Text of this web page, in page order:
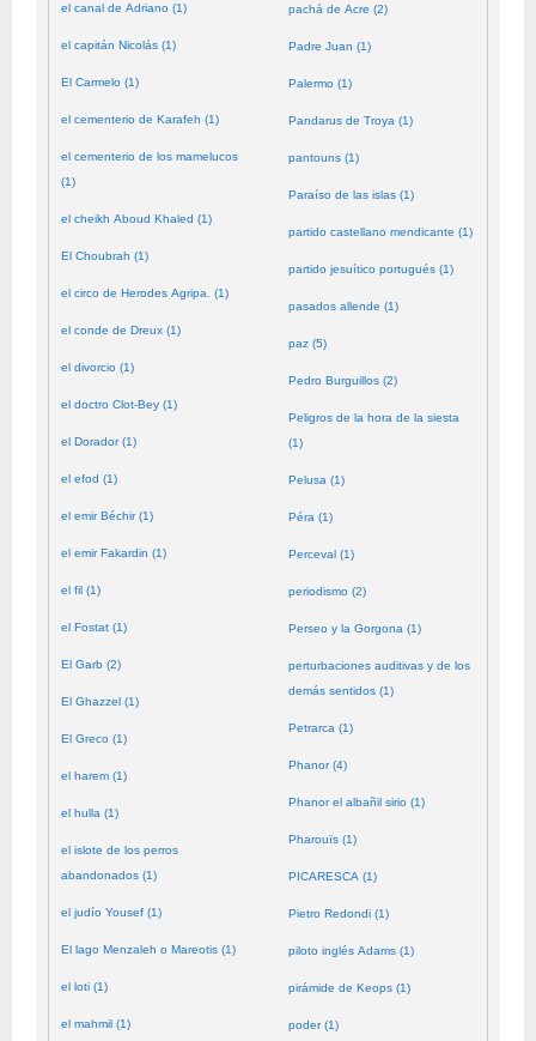
el canal de Adriano (1)
el capitán Nicolás (1)
El Carmelo (1)
el cementerio de Karafeh (1)
el cementerio de los mamelucos
(1)
el cheikh Aboud Khaled (1)
El Choubrah (1)
el circo de Herodes Agripa. (1)
el conde de Dreux (1)
el divorcio (1)
el doctro Clot-Bey (1)
el Dorador (1)
el efod (1)
el emir Béchir (1)
el emir Fakardin (1)
el fil (1)
el Fostat (1)
El Garb (2)
El Ghazzel (1)
El Greco (1)
el harem (1)
el hulla (1)
el islote de los perros
abandonados (1)
el judío Yousef (1)
El lago Menzaleh o Mareotis (1)
el loti (1)
el mahmil (1)
pachá de Acre (2)
Padre Juan (1)
Palermo (1)
Pandarus de Troya (1)
pantouns (1)
Paraíso de las islas (1)
partido castellano mendicante (1)
partido jesuítico portugués (1)
pasados allende (1)
paz (5)
Pedro Burguillos (2)
Peligros de la hora de la siesta
(1)
Pelusa (1)
Péra (1)
Perceval (1)
periodismo (2)
Perseo y la Gorgona (1)
perturbaciones auditivas y de los
demás sentidos (1)
Petrarca (1)
Phanor (4)
Phanor el albañil sirio (1)
Pharouïs (1)
PICARESCA (1)
Pietro Redondi (1)
piloto inglés Adams (1)
pirámide de Keops (1)
poder (1)